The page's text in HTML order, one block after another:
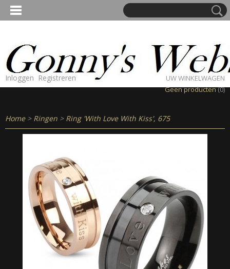
Inloggen Registreren
UW WINKELWAGEN
Geen producten(0)
Home> Ringen > Ring 'With Love With Kiss', 675